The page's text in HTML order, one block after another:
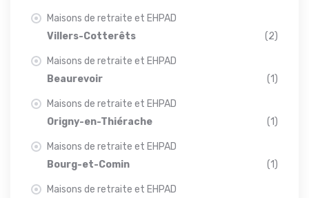
Maisons de retraite et EHPAD
Villers-Cotterêts
(2)
Maisons de retraite et EHPAD
Beaurevoir
(1)
Maisons de retraite et EHPAD
Origny-en-Thiérache
(1)
Maisons de retraite et EHPAD
Bourg-et-Comin
(1)
Maisons de retraite et EHPAD